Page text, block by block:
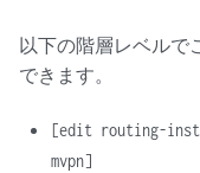
以下の階層レベルで
できます。
[edit routing-
mvpn]